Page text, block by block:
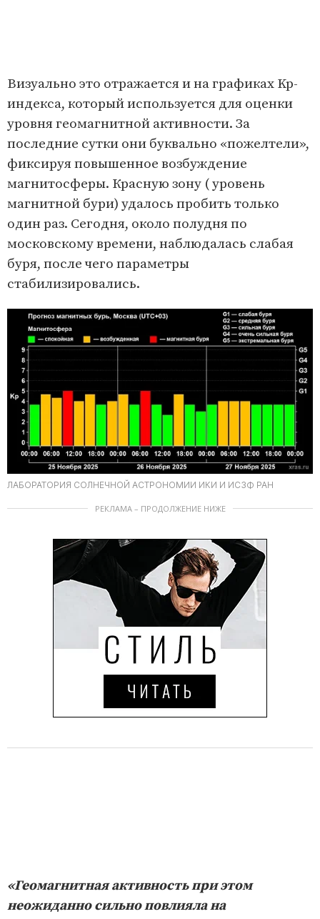
Визуально это отражается и на графиках Kp-
индекса, который используется для оценки
уровня геомагнитной активности. За
последние сутки они буквально «пожелтели»,
фиксируя повышенное возбуждение
магнитосферы. Красную зону ( уровень
магнитной бури) удалось пробить только
один раз. Сегодня, около полудня по
московскому времени, наблюдалась слабая
буря, после чего параметры
стабилизировались.
ЛАБОРАТОРИЯ СОЛНЕЧНОЙ АСТРОНОМИИ ИКИ И ИСЗФ РАН
РЕКЛАМА – ПРОДОЛЖЕНИЕ НИЖЕ
«Геомагнитная активность при этом
неожиданно сильно повлияла на